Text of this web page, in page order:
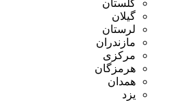
گلستان
گیلان
لرستان
مازندران
مرکزی
هرمزگان
همدان
یزد